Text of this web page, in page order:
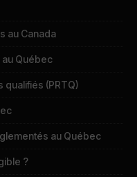
au Canada
Québec
qualifiés (PRTQ)
au Québec
?